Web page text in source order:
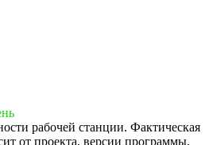
рабочей станции. Фактическая
от проекта, версии программы,